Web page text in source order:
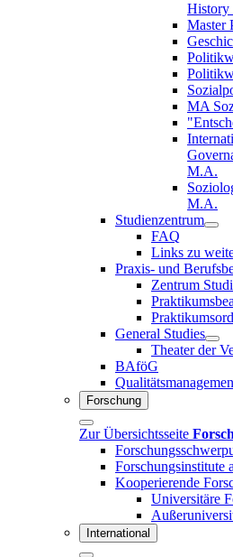
History
Master
MA
M.A.
M.A.
Studienzentrum
FAQ
Links zu
Praxis- und
Zentrum
General Studies
Theater der
BAföG
Forschung
Zur Übersichtsseite
Forschungsinstitute
Kooperierende
Universitäre
International